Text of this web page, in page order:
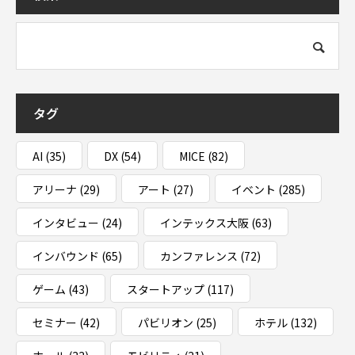
タグ
AI (35) DX (54) MICE (82)
アリーナ (29) アート (27) イベント (285)
インタビュー (24) インテックス大阪 (63)
インバウンド (65) カンファレンス (72)
ゲーム (43) スタートアップ (117)
セミナー (42) パビリオン (25) ホテル (132)